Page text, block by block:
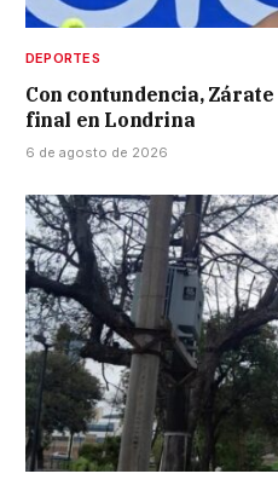
DEPORTES
Con contundencia,
final en Londrina
6 de agosto de 2026